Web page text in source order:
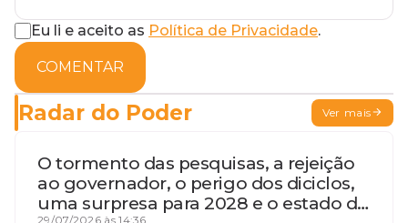
Eu li e aceito as Política de Privacidade.
COMENTAR
Radar do Poder Ver mais
O tormento das pesquisas, a rejeição
ao governador, o perigo dos diciclos,
uma surpresa para 2028 e o estado de
29/07/2026 às 14:36